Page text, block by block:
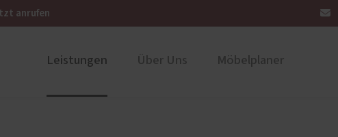
anrufen
Leistungen Über Uns Möbelplaner